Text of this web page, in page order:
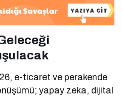
e-ticaret ve perakende
yapay zeka, dijital